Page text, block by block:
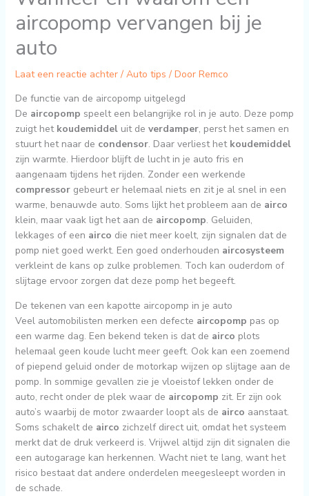
aircopomp vervangen bij je
auto
Laat een reactie achter / Auto tips / Door Remco
De functie van de aircopomp uitgelegd
De aircopomp speelt een belangrijke rol in je auto. Deze pomp
zuigt het koudemiddeluit de verdamper, perst het samen en
stuurt het naar de condensor. Daar verliest het koudemiddel
zijn warmte. Hierdoor blijft de lucht in je auto fris en
aangenaam tijdens het rijden. Zonder een werkende
compressorgebeurt er helemaal niets en zit je al snel in een
warme, benauwde auto. Soms lijkt het probleem aan de airco
klein, maar vaak ligt het aan de aircopomp. Geluiden,
lekkages of een airco die niet meer koelt, zijn signalen dat de
pomp niet goed werkt. Een goed onderhouden aircosysteem
verkleint de kans op zulke problemen. Toch kan ouderdom of
slijtage ervoor zorgen dat deze pomp het begeeft.
De tekenen van een kapotte aircopomp in je auto
Veel automobilisten merken een defecte aircopomp pas op
een warme dag. Een bekend teken is dat de airco plots
helemaal geen koude lucht meer geeft. Ook kan een zoemend
of piepend geluid onder de motorkap wijzen op slijtage aan de
pomp. In sommige gevallen zie je vloeistof lekken onder de
auto, recht onder de plek waar de aircopomp zit. Er zijn ook
auto’s waarbij de motor zwaarder loopt als de airco aanstaat.
Soms schakelt de airco zichzelf direct uit, omdat het systeem
merkt dat de druk verkeerd is. Vrijwel altijd zijn dit signalen die
een autogarage kan herkennen. Wacht niet te lang, want het
risico bestaat dat andere onderdelen meegesleept worden in
de schade.